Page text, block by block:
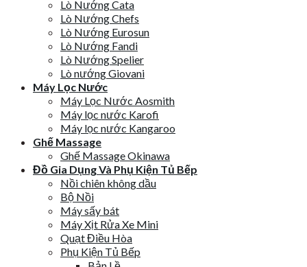
Lò Nướng Cata
Lò Nướng Chefs
Lò Nướng Eurosun
Lò Nướng Fandi
Lò Nướng Spelier
Lò nướng Giovani
Máy Lọc Nước
Máy Lọc Nước Aosmith
Máy lọc nước Karofi
Máy lọc nước Kangaroo
Ghế Massage
Ghế Massage Okinawa
Đồ Gia Dụng Và Phụ Kiện Tủ Bếp
Nồi chiên không dầu
Bộ Nồi
Máy sấy bát
Máy Xịt Rửa Xe Mini
Quạt Điều Hòa
Phụ Kiện Tủ Bếp